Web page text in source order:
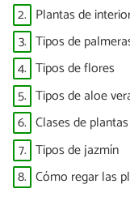
2. Plantas de
3. Tipos de
4. Tipos de flores
5. Tipos de aloe
6. Clases de plantas
7. Tipos de jazmín
8. Cómo regar las